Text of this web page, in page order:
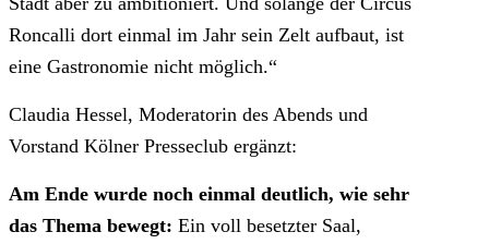
Roncalli dort einmal im Jahr sein Zelt aufbaut, ist
eine Gastronomie nicht möglich.“
Claudia Hessel, Moderatorin des Abends und
Vorstand Kölner Presseclub ergänzt:
Am Ende wurde noch einmal deutlich, wie sehr
das Thema bewegt: Ein voll besetzter Saal,